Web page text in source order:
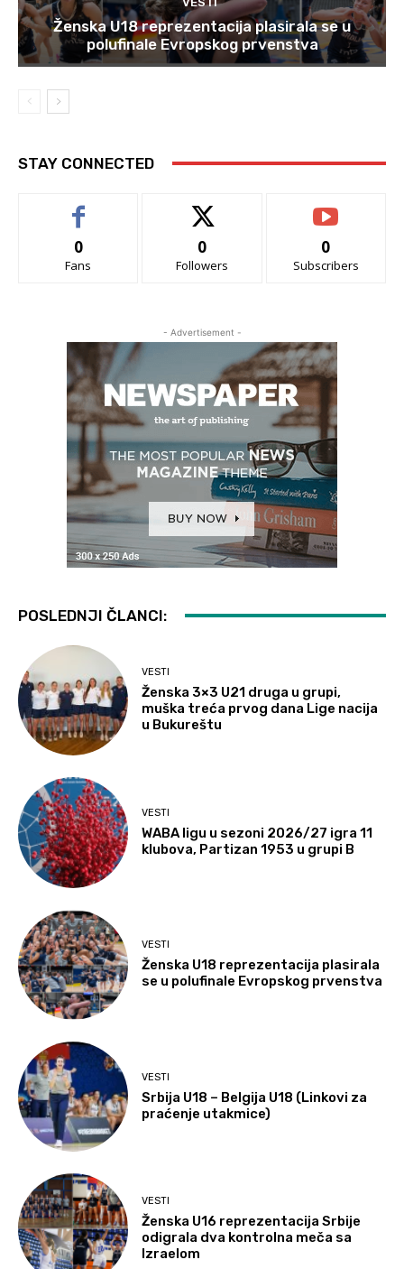
Ženska U18 reprezentacija plasirala se u
polufinale Evropskog prvenstva
STAY CONNECTED
0
Fans
0
Followers
0
Subscribers
- Advertisement -
POSLEDNJI ČLANCI:
VESTI
Ženska 3×3 U21 druga u grupi,
muška treća prvog dana Lige nacija
u Bukureštu
VESTI
WABA ligu u sezoni 2026/27 igra 11
klubova, Partizan 1953 u grupi B
VESTI
Ženska U18 reprezentacija plasirala
se u polufinale Evropskog prvenstva
VESTI
Srbija U18 – Belgija U18 (Linkovi za
praćenje utakmice)
VESTI
Ženska U16 reprezentacija Srbije
odigrala dva kontrolna meča sa
Izraelom